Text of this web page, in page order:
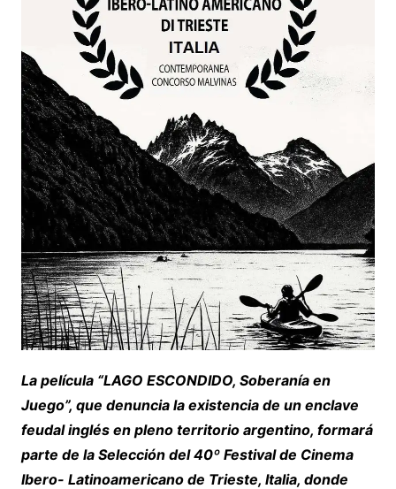
La película “LAGO ESCONDIDO, Soberanía en
Juego”, que denuncia la existencia de un enclave
feudal inglés en pleno territorio argentino, formará
parte de la Selección del 40º Festival de Cinema
Ibero- Latinoamericano de Trieste, Italia, donde